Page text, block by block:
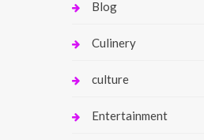
Blog
Culinery
culture
Entertainment